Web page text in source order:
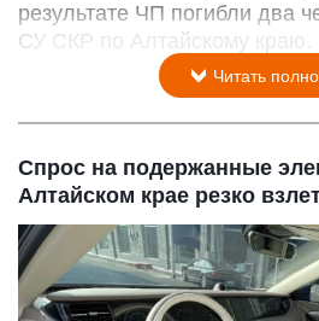
результате ЧП погибли два
СУ СКР по Алтайскому краю.
Читать
Спрос на подержанные
Алтайском крае резко